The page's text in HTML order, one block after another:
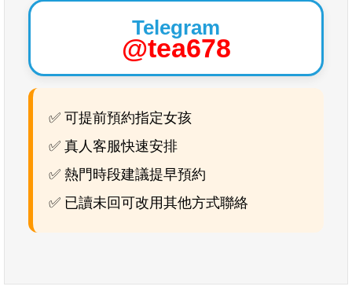
Telegram
@tea678
✅ 可提前預約指定女孩
✅ 真人客服快速安排
✅ 熱門時段建議提早預約
✅ 已讀未回可改用其他方式聯絡